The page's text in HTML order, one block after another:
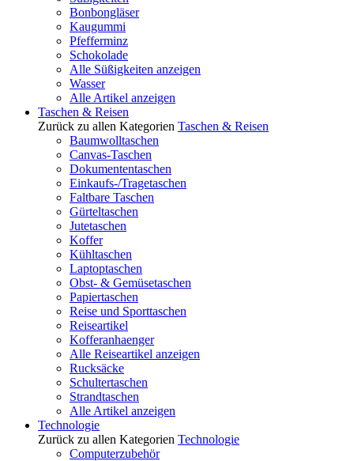
Bonbongläser
Kaugummi
Pfefferminz
Schokolade
Alle Süßigkeiten anzeigen
Wasser
Alle Artikel anzeigen
Taschen & Reisen
Zurück zu allen Kategorien Taschen & Reisen
Baumwolltaschen
Canvas-Taschen
Dokumententaschen
Einkaufs-/Tragetaschen
Faltbare Taschen
Gürteltaschen
Jutetaschen
Koffer
Kühltaschen
Laptoptaschen
Obst- & Gemüsetaschen
Papiertaschen
Reise und Sporttaschen
Reiseartikel
Kofferanhaenger
Alle Reiseartikel anzeigen
Rucksäcke
Schultertaschen
Strandtaschen
Alle Artikel anzeigen
Technologie
Zurück zu allen Kategorien Technologie
Computerzubehör